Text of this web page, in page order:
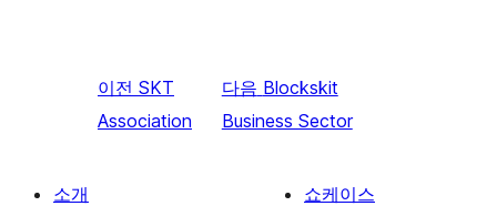
이전 SKT
Association
다음 Blockskit
Business Sector
소개
쇼케이스